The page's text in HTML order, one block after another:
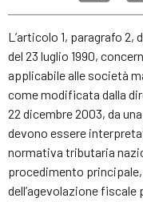
L’articolo 1, paragrafo
del 23 luglio 1990,
applicabile alle società
come modificata dalla
22 dicembre 2003, da
devono essere
normativa tributaria
procedimento
dell’agevolazione fiscale